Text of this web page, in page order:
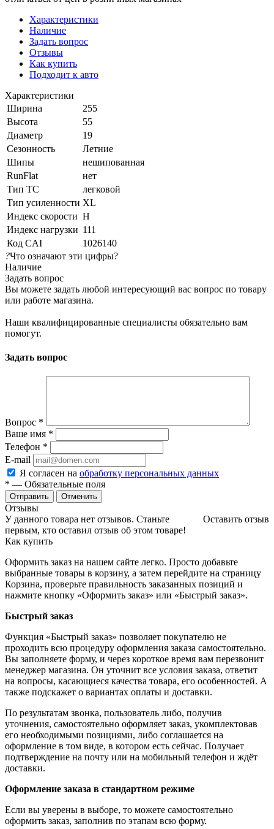
Характеристики
Наличие
Задать вопрос
Отзывы
Как купить
Подходит к авто
Характеристики
Ширина
255
Высота
55
Диаметр
19
Сезонность
Летние
Шипы
нешипованная
RunFlat
нет
Тип ТС
легковой
Тип усиленности XL
Индекс скорости H
Индекс нагрузки 111
Код CAI
1026140
?Что означают эти цифры?
Наличие
Задать вопрос
Вы можете задать любой интересующий вас вопрос по товару
или работе магазина.
Наши квалифицированные специалисты обязательно вам
помогут.
Задать вопрос
Вопрос *
Ваше имя *
Телефон *
E-mail
Я согласен на обработку персональных данных
* — Обязательные поля
Отменить
Отзывы
Оставить отзыв
У данного товара нет отзывов. Станьте
первым, кто оставил отзыв об этом товаре!
Как купить
Оформить заказ на нашем сайте легко. Просто добавьте
выбранные товары в корзину, а затем перейдите на страницу
Корзина, проверьте правильность заказанных позиций и
нажмите кнопку «Оформить заказ» или «Быстрый заказ».
Быстрый заказ
Функция «Быстрый заказ» позволяет покупателю не
проходить всю процедуру оформления заказа самостоятельно.
Вы заполняете форму, и через короткое время вам перезвонит
менеджер магазина. Он уточнит все условия заказа, ответит
на вопросы, касающиеся качества товара, его особенностей. А
также подскажет о вариантах оплаты и доставки.
По результатам звонка, пользователь либо, получив
уточнения, самостоятельно оформляет заказ, укомплектовав
его необходимыми позициями, либо соглашается на
оформление в том виде, в котором есть сейчас. Получает
подтверждение на почту или на мобильный телефон и ждёт
доставки.
Оформление заказа в стандартном режиме
Если вы уверены в выборе, то можете самостоятельно
оформить заказ, заполнив по этапам всю форму.